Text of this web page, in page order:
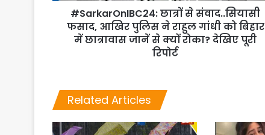
#SarkarOnIBC24: छात्रों से संवाद..सियासी
फसाद, आखिर पुलिस ने राहुल गांधी को बिहार
में छात्रावास जानें से क्यों रोका? देखिए पूरी
रिपोर्ट
Related Articles